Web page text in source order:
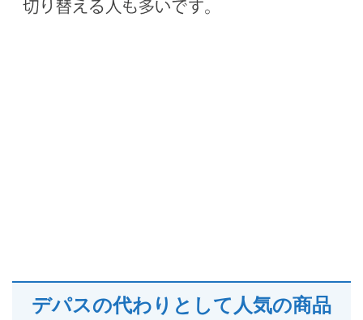
デパスの代わりとして人気の商品